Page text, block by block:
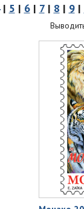
| 5 | 6| 7| 8 | 9|